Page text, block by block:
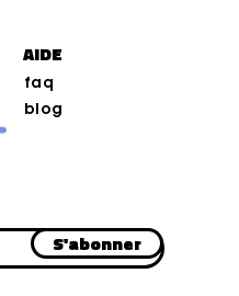
AIDE
faq
blog
S'abonner